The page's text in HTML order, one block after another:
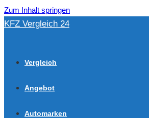
Zum Inhalt springen
KFZ Vergleich 24
Vergleich
Angebot
Automarken